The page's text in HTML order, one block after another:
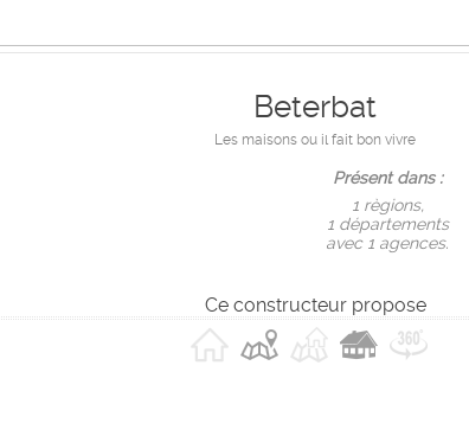
Beterbat
Les maisons ou il fait bon vivre
Présent dans :
1 règions,
1 départements
avec 1 agences.
Ce constructeur propose